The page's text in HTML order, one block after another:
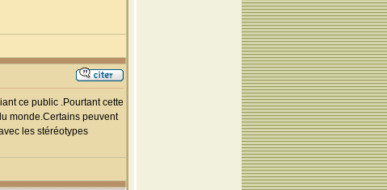
ce public .Pourtant cette
monde.Certains peuvent
les stéréotypes